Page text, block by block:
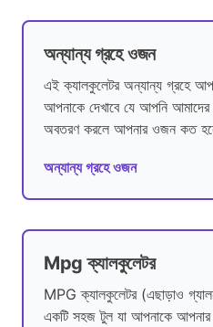
অন্যান্য গ্রহে ওজন
এই ক্যালকুলেটর অন্যান্য গ্রহে
আপনাকে দেখাবে যে আপনি
অবতরণ করলে আপনার ওজন কত
অন্যান্য গ্রহে ওজন
Mpg ক্যালকুলেটর
MPG ক্যালকুলেটর (এছাড়াও
একটি সহজ টুল যা আপনাকে আপনার